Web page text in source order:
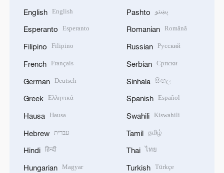
English English
Esperanto Esperanto
Filipino Filipino
French Français
German Deutsch
Greek Ελληνικά
Hausa Hausa
Hebrew עברית
Hindi हिन्दी
Hungarian Magyar
Pashto پښتو
Romanian Română
Russian Русский
Serbian Српски
Sinhala සිංහල
Spanish Español
Swahili Kiswahili
Tamil தமிழ்
Thai ไทย
Turkish Türkçe